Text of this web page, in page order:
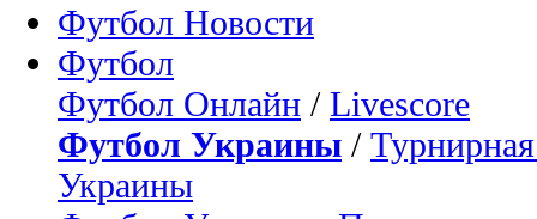
Футбол Новости
Футбол
Футбол Онлайн / Livescore
Футбол Украины /
Украины